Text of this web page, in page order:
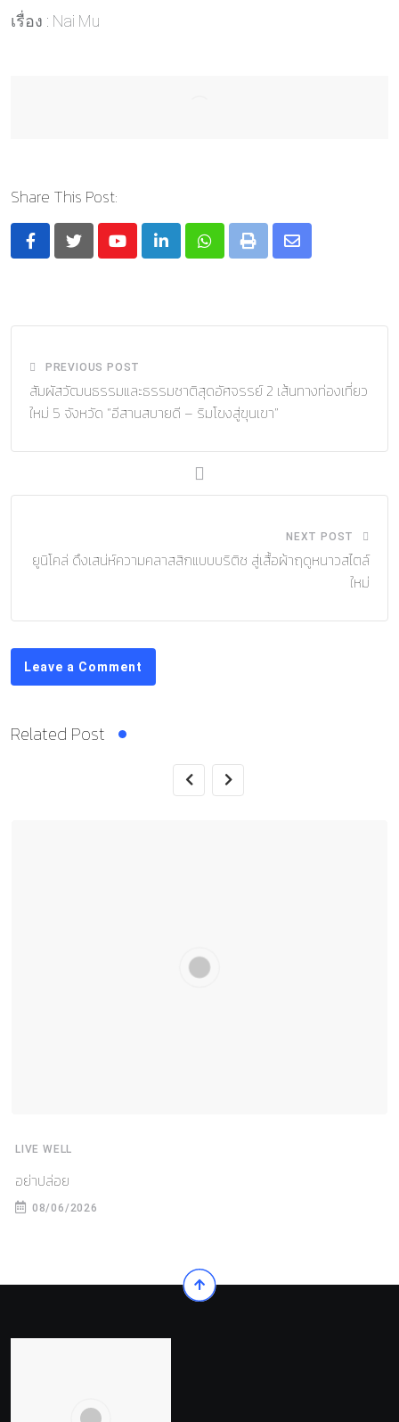
เรื่อง : Nai Mu
Share This Post:
YoutubeLinkedInWhatsapp
Print
Share
PREVIOUS POST
สัมผัสวัฒนธรรมและธรรมชาติสุดอัศจรรย์ 2 เส้นทางท่องเที่ยว
ใหม่ 5 จังหวัด “อีสานสบายดี – ริมโขงสู่ขุนเขา”
NEXT POST
ยูนิโคล่ ดึงเสน่ห์ความคลาสสิกแบบบริติช สู่เสื้อผ้าฤดูหนาวสไตล์
ใหม่
Leave a Comment
Related Post
LIVE WELL
อย่าปล่อย
08/06/2026